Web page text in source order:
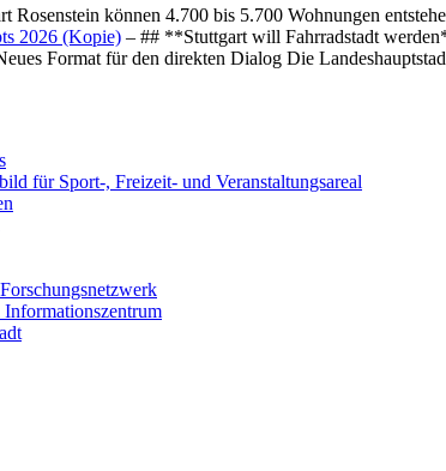
Rosenstein können 4.700 bis 5.700 Wohnungen
2026 (Kopie) – ## **Stuttgart will Fahrradstadt
Format für den direkten Dialog Die
für Sport-, Freizeit- und Veranstaltungsareal